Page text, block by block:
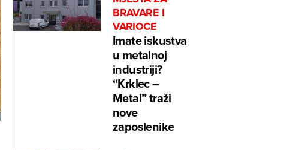
BRAVARE I
VARIOCE
Imate iskustva
u metalnoj
industriji?
“Krklec –
Metal” traži
nove
zaposlenike